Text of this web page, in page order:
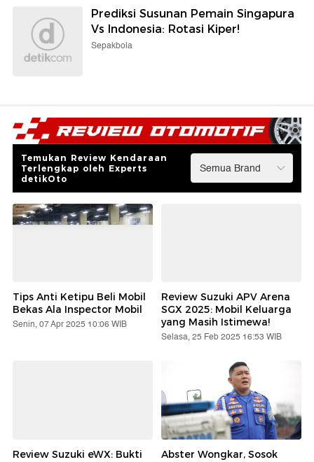
Prediksi Susunan Pemain Singapura
Vs Indonesia: Rotasi Kiper!
Sepakbola
Temukan Review Kendaraan
Terlengkap oleh Experts
detikOto
Tips Anti Ketipu Beli Mobil
Bekas Ala Inspector Mobil
Senin, 07 Apr 2025 10:06 WIB
Review Suzuki APV Arena
SGX 2025: Mobil Keluarga
yang Masih Istimewa!
Selasa, 25 Feb 2025 16:53 WIB
Review Suzuki eWX: Bukti
Abster Wongkar, Sosok